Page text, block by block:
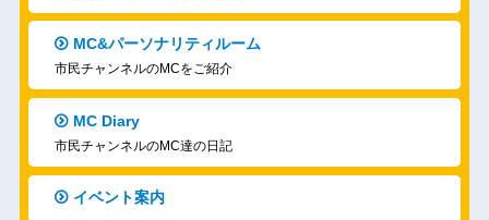
MC&パーソナリティルーム
市民チャンネルのMCをご紹介
MC Diary
市民チャンネルのMC達の日記
イベント案内